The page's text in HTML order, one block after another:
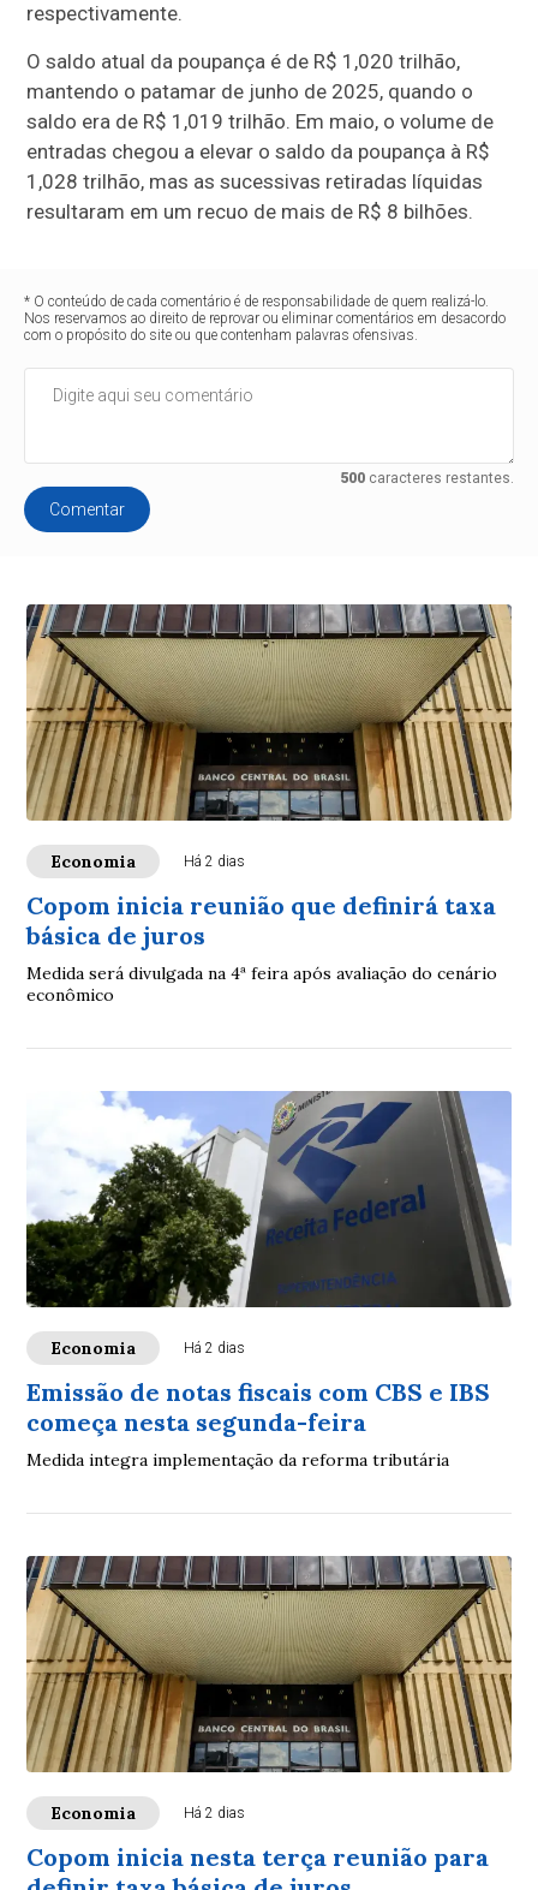
respectivamente.
O saldo atual da poupança é de R$ 1,020 trilhão,
mantendo o patamar de junho de 2025, quando o
saldo era de R$ 1,019 trilhão. Em maio, o volume de
entradas chegou a elevar o saldo da poupança à R$
1,028 trilhão, mas as sucessivas retiradas líquidas
resultaram em um recuo de mais de R$ 8 bilhões.
* O conteúdo de cada comentário é de responsabilidade de quem realizá-lo.
Nos reservamos ao direito de reprovar ou eliminar comentários em desacordo
com o propósito do site ou que contenham palavras ofensivas.
500caracteres restantes.
Comentar
Economia Há 2 dias
Copom inicia reunião que definirá taxa
básica de juros
Medida será divulgada na 4ª feira após avaliação do cenário
econômico
Economia Há 2 dias
Emissão de notas fiscais com CBS e IBS
começa nesta segunda-feira
Medida integra implementação da reforma tributária
Economia Há 2 dias
Copom inicia nesta terça reunião para